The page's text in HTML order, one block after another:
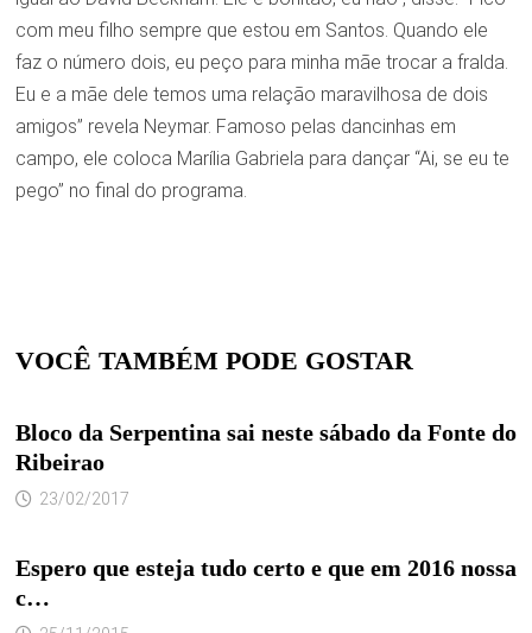
com meu filho sempre que estou em Santos. Quando ele
faz o número dois, eu peço para minha mãe trocar a fralda.
Eu e a mãe dele temos uma relação maravilhosa de dois
amigos” revela Neymar. Famoso pelas dancinhas em
campo, ele coloca Marília Gabriela para dançar “Ai, se eu te
pego” no final do programa.
VOCÊ TAMBÉM PODE GOSTAR
Bloco da Serpentina sai neste sábado da Fonte do
Ribeirao
23/02/2017
Espero que esteja tudo certo e que em 2016 nossa
c…